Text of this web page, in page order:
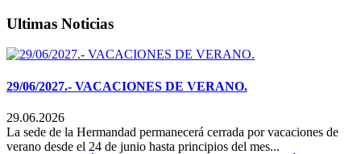
Ultimas Noticias
29/06/2027.- VACACIONES DE VERANO.
29.06.2026
La sede de la Hermandad permanecerá cerrada por vacaciones de
verano desde el 24 de junio hasta principios del mes...